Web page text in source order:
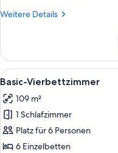
Weitere Details
Weitere
Dreibettzimmer
Alle
Fotos
für
Basic-
Vierbettzimmer
anzeigen
12
Basic-Vierbettzimmer
109 m²
1 Schlafzimmer
Platz für 6 Personen
6 Einzelbetten